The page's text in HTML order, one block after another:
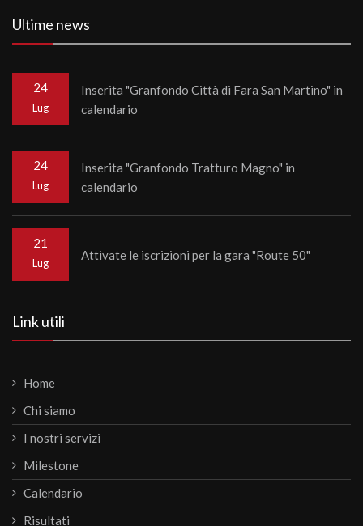
Ultime news
24
Lug
Inserita "Granfondo Città di Fara San Martino" in
calendario
24
Lug
Inserita "Granfondo Tratturo Magno" in
calendario
21
Lug
Attivate le iscrizioni per la gara "Route 50"
Link utili
Home
Chi siamo
I nostri servizi
Milestone
Calendario
Risultati